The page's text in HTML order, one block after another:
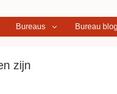
Bureaus Bureau blog
zijn